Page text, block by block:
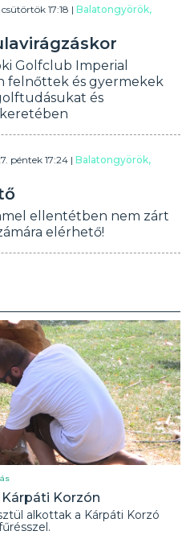
csütörtök 17:18 |Balatongyörök,
Golfclub Imperial
felnőttek és gyermekek
és
péntek 17:24 |Balatongyörök,
ellentétben nem zárt
elérhető!
Korzón
alkottak a Kárpáti Korzó